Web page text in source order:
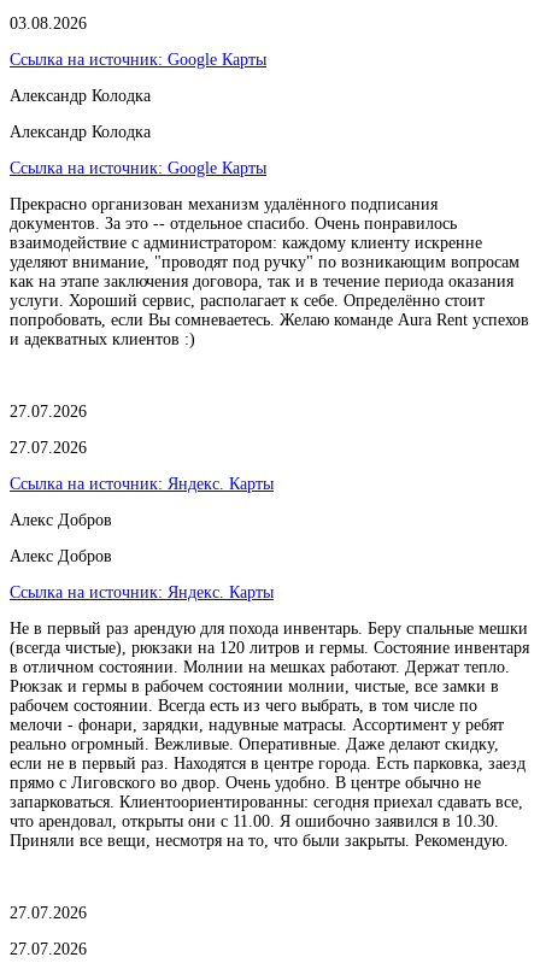
03.08.2026
Ссылка на источник: Google Карты
Александр Колодка
Александр Колодка
Ссылка на источник: Google Карты
Прекрасно организован механизм удалённого подписания
документов. За это -- отдельное спасибо. Очень понравилось
взаимодействие с администратором: каждому клиенту искренне
уделяют внимание, "проводят под ручку" по возникающим вопросам
как на этапе заключения договора, так и в течение периода оказания
услуги. Хороший сервис, располагает к себе. Определённо стоит
попробовать, если Вы сомневаетесь. Желаю команде Aura Rent успехов
и адекватных клиентов :)
27.07.2026
27.07.2026
Ссылка на источник: Яндекс. Карты
Алекс Добров
Алекс Добров
Ссылка на источник: Яндекс. Карты
Не в первый раз арендую для похода инвентарь. Беру спальные мешки
(всегда чистые), рюкзаки на 120 литров и гермы. Состояние инвентаря
в отличном состоянии. Молнии на мешках работают. Держат тепло.
Рюкзак и гермы в рабочем состоянии молнии, чистые, все замки в
рабочем состоянии. Всегда есть из чего выбрать, в том числе по
мелочи - фонари, зарядки, надувные матрасы. Ассортимент у ребят
реально огромный. Вежливые. Оперативные. Даже делают скидку,
если не в первый раз. Находятся в центре города. Есть парковка, заезд
прямо с Лиговского во двор. Очень удобно. В центре обычно не
запарковаться. Клиентоориентированны: сегодня приехал сдавать все,
что арендовал, открыты они с 11.00. Я ошибочно заявился в 10.30.
Приняли все вещи, несмотря на то, что были закрыты. Рекомендую.
27.07.2026
27.07.2026